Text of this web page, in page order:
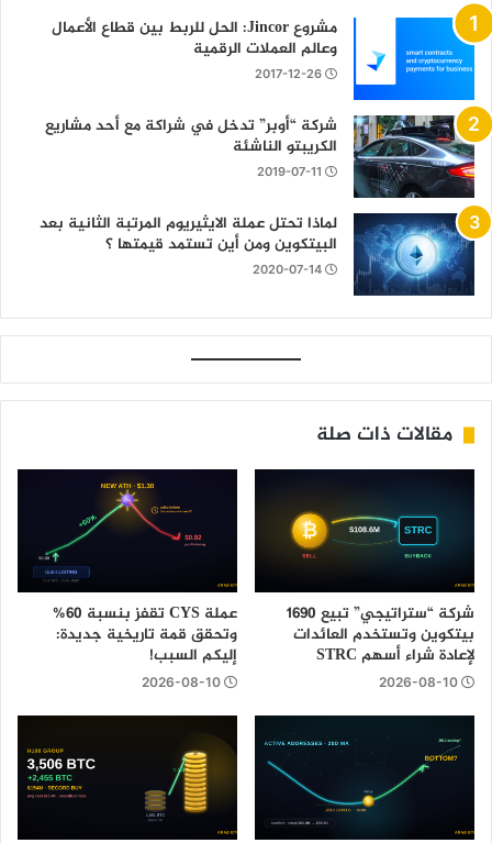
مشروع Jincor: الحل للربط بين قطاع الأعمال
وعالم العملات الرقمية
2017-12-26
شركة “أوبر” تدخل في شراكة مع أحد مشاريع
الكريبتو الناشئة
2019-07-11
لماذا تحتل عملة الايثيريوم المرتبة الثانية بعد
البيتكوين ومن أين تستمد قيمتها ؟
2020-07-14
مقالات ذات صلة
شركة “ستراتيجي” تبيع 1690
بيتكوين وتستخدم العائدات
لإعادة شراء أسهم STRC
2026-08-10
عملة CYS تقفز بنسبة 60%
وتحقق قمة تاريخية جديدة:
إليكم السبب!
2026-08-10